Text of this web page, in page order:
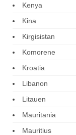
Kenya
Kina
Kirgisistan
Komorene
Kroatia
Libanon
Litauen
Mauritania
Mauritius